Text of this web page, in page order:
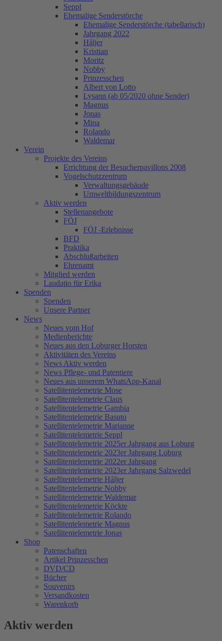
Seppl
Ehemalige Senderstörche
Ehemalige Senderstörche (tabellarisch)
Jahrgang 2022
Håljer
Kristian
Moritz
Nobby
Prinzesschen
Albert von Lotto
Lysann (ab 05/2020 ohne Sender)
Magnus
Jonas
Mina
Rolando
Waldemar
Verein
Projekte des Vereins
Errichtung der Besucherpavillons 2008
Vogelschutzzentrum
Verwaltungsgebäude
Umweltbildungszentrum
Aktiv werden
Stellenangebote
FÖJ
FÖJ -Erlebnisse
BFD
Praktika
Abschlußarbeiten
Ehrenamt
Mitglied werden
Laudatio für Erika
Spenden
Spenden
Unsere Partner
News
Neues vom Hof
Medienberichte
Neues aus den Loburger Horsten
Aktivitäten des Vereins
News Aktiv werden
News Pflege- und Patentiere
Neues aus unserem WhatsApp-Kanal
Satellitentelemetrie Mose
Satellitentelemetrie Claus
Satellitentelemetrie Gambia
Satellitentelemetrie Basuto
Satellitentelemetrie Marianne
Satellitentelemetrie Seppl
Satellitentelemetrie 2025er Jahrgang aus Loburg
Satellitentelemetrie 2023er Jahrgang Loburg
Satellitentelemetrie 2022er Jahrgang
Satellitentelemetrie 2023er Jahrgang Salzwedel
Satellitentelemetrie Håljer
Satellitentelemetrie Nobby
Satellitentelemetrie Waldemar
Satellitentelemetrie Köckte
Satellitentelemetrie Rolando
Satellitentelemetrie Magnus
Satellitentelemetrie Jonas
Shop
Patenschaften
Artikel Prinzesschen
DVD/CD
Bücher
Souvenirs
Versandkosten
Warenkorb
Aktiv werden